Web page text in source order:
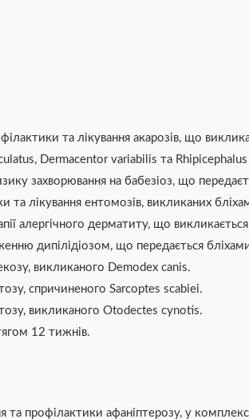
та лікування акарозів, що
Dermacentor variabilis та Rhipicephalus
захворювання на бабезіоз, що
та лікування ентомозів, викликаних
алергічного дерматиту, що
дипілідіозом, що передається
викликаного Demodex canis.
спричиненого Sarcoptes scabiei.
викликаного Otodectes cynotis.
12 тижнів.
профілактики афаніптерозу, у